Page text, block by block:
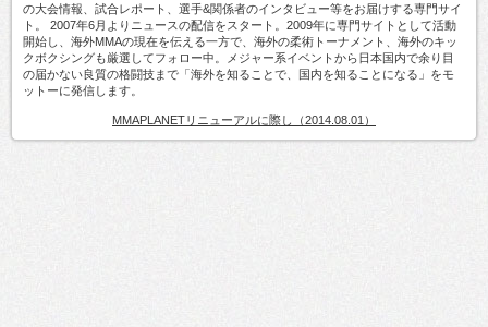
の大会情報、試合レポート、選手&関係者のインタビュー等をお届けする専門サイ
ト。 2007年6月よりニュースの配信をスタート。2009年に専門サイトとして活動
開始し、海外MMAの現在を伝える一方で、海外の柔術トーナメント、海外のキッ
クボクシングも厳選してフォロー中。メジャー系イベントから日本国内で余り目
の届かない良質の格闘技まで「海外を知ることで、国内を知ることになる」をモ
ットーに発信します。
MMAPLANETリニューアルに際し（2014.08.01）